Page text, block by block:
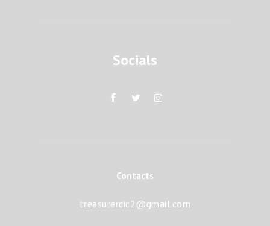
Socials
Contacts
treasurercic2@gmail.com